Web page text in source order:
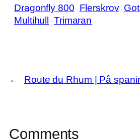
Dragonfly 800 Flerskrov
Multihull
Trimaran
← Route du Rhum | På
Comments